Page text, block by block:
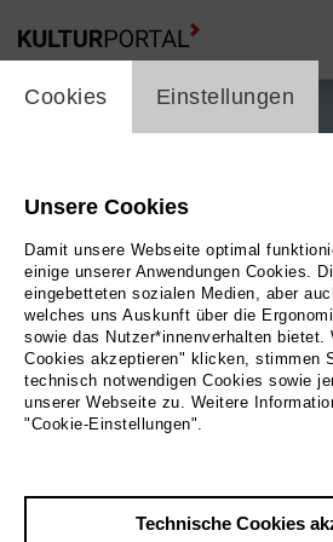
Übersicht
cookie_layer
Cookies Einstellungen
Unsere Cookies
Damit unsere Webseite optimal
einige unserer Anwendungen Cookies.
eingebetteten sozialen Medien, aber
welches uns Auskunft über die
sowie das Nutzer*innenverhalten bietet.
Cookies akzeptieren" klicken, stimmen
technisch notwendigen Cookies sowie
unserer Webseite zu. Weitere
"Cookie-Einstellungen".
Technische Cookies